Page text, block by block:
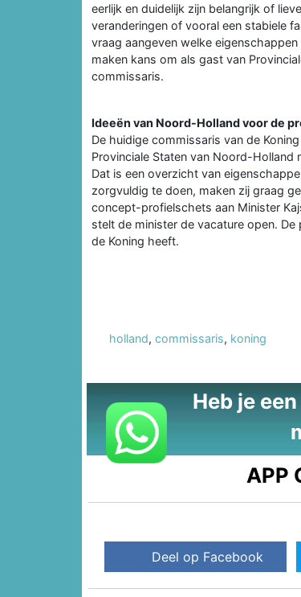
eerlijk en duidelijk zijn belangrijk of
veranderingen of vooral een stabiele
vraag aangeven welke
maken kans om als gast van
commissaris.
Ideeën van Noord-Holland voor de
De huidige commissaris van de
Provinciale Staten van Noord-
Dat is een overzicht van
zorgvuldig te doen, maken zij graag
concept-profielschets aan Minister
stelt de minister de vacature open.
de Koning heeft.
holland, commissaris, koning
Heb je
APP
Deel op Facebook